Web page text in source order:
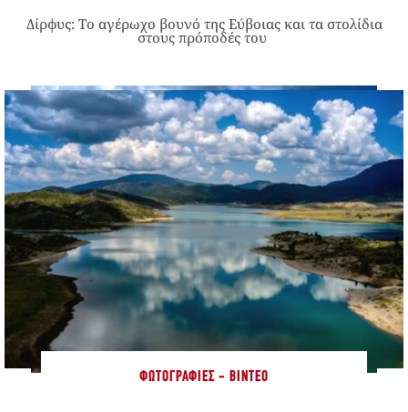
Δίρφυς: Το αγέρωχο βουνό της Εύβοιας και τα στολίδια
στους πρόποδές του
ΦΩΤΟΓΡΑΦΊΕΣ - ΒΊΝΤΕΟ